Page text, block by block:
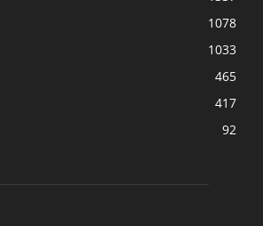
1078
1033
465
417
92